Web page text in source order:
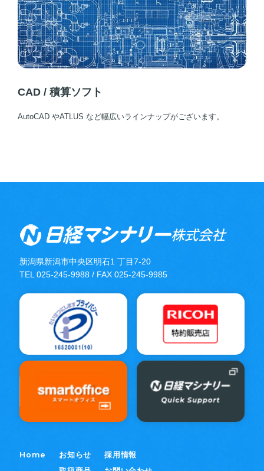
CAD / 積算ソフト
AutoCAD やATLUS など幅広いラインナップがございます。
新潟県新潟市中央区明石1 丁目7-20
TEL 025-245-9988 / FAX 025-245-9985
Home
お知らせ
採用情報